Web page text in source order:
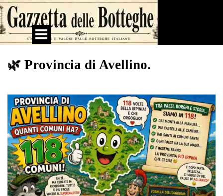
Vai ai contenuti
Salta menù
🌿 Provincia di Avellino.